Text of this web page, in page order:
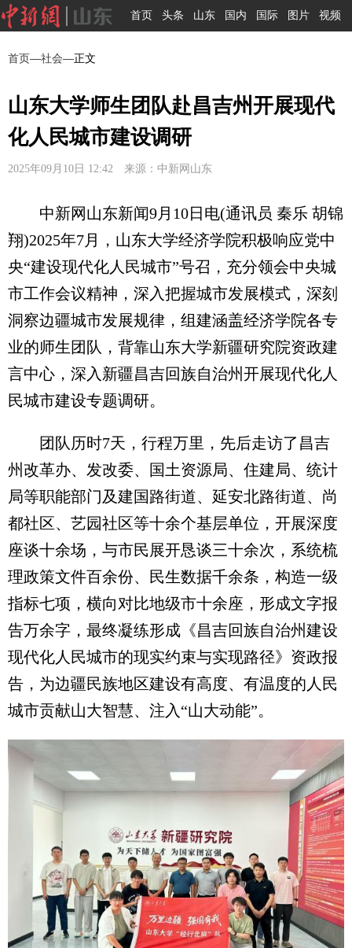
首页 头条 山东 国内 国际 图片 视频
首页—社会—正文
山东大学师生团队赴昌吉州开展现代
化人民城市建设调研
2025年09月10日 12:42 来源：中新网山东
中新网山东新闻9月10日电(通讯员 秦乐 胡锦
翔)2025年7月，山东大学经济学院积极响应党中
央“建设现代化人民城市”号召，充分领会中央城
市工作会议精神，深入把握城市发展模式，深刻
洞察边疆城市发展规律，组建涵盖经济学院各专
业的师生团队，背靠山东大学新疆研究院资政建
言中心，深入新疆昌吉回族自治州开展现代化人
民城市建设专题调研。
团队历时7天，行程万里，先后走访了昌吉
州改革办、发改委、国土资源局、住建局、统计
局等职能部门及建国路街道、延安北路街道、尚
都社区、艺园社区等十余个基层单位，开展深度
座谈十余场，与市民展开恳谈三十余次，系统梳
理政策文件百余份、民生数据千余条，构造一级
指标七项，横向对比地级市十余座，形成文字报
告万余字，最终凝练形成《昌吉回族自治州建设
现代化人民城市的现实约束与实现路径》资政报
告，为边疆民族地区建设有高度、有温度的人民
城市贡献山大智慧、注入“山大动能”。